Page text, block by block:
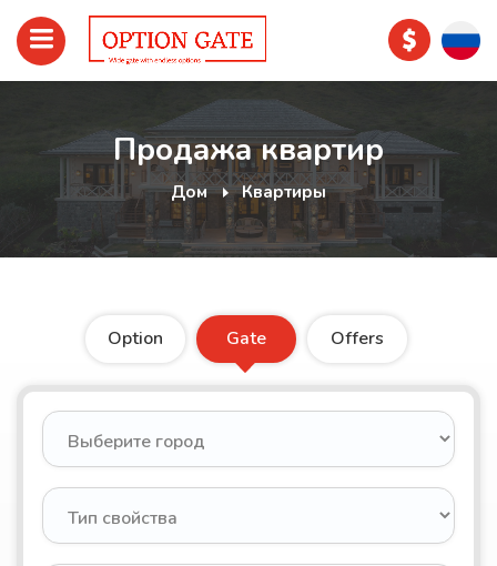
Продажа квартир
Дом Квартиры
Option Gate Offers